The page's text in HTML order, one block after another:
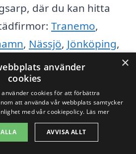
där du kan hitta
Tranemo,
, Nässjö, Jönköping,
,Gislaved
och
erbjudanden och
dessa steg:
×
använder
cookies
använder cookies för att förbättra
att använda vår webbplats samtycker
med vår cookiepolicy. Läs mer
ALLA AVVISA ALLT